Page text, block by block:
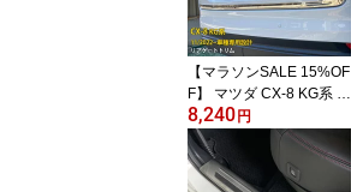
ー ドレスアップ 外装 2P
6351
【マラソンSALE 15%OF
F】 マツダ CX-8 KG系 2
022年11月〜 リアゲート
トリム バックドア ガー
ニッシュ 傷付き防止 保
護 SUS304ステンレス製
8,240 円